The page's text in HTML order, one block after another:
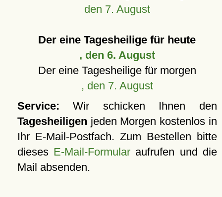
den 7. August
Der eine Tagesheilige für heute
, den 6. August
Der eine Tagesheilige für morgen
, den 7. August
Service: Wir schicken Ihnen den
Tagesheiligen jeden Morgen kostenlos in
Ihr E-Mail-Postfach. Zum Bestellen bitte
dieses E-Mail-Formular aufrufen und die
Mail absenden.